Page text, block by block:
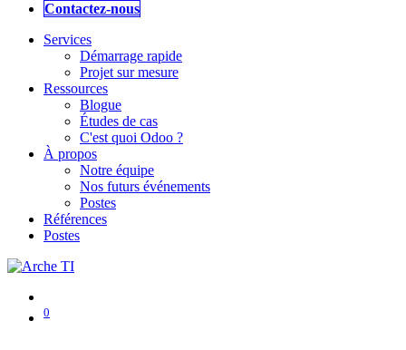
Contactez-nous
Services
Démarrage rapide
Projet sur mesure
Ressources
Blogue
Études de cas
C'est quoi Odoo ?
À propos
Notre équipe
Nos futurs événements
Postes
Références
Postes
0